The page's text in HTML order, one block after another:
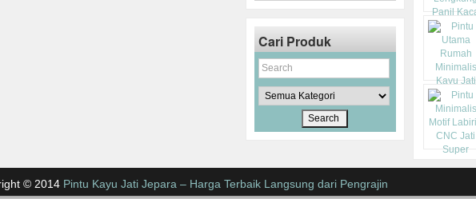
Cari Produk
© 2014 Pintu Kayu Jati Jepara – Harga Terbaik Langsung dari Pengrajin